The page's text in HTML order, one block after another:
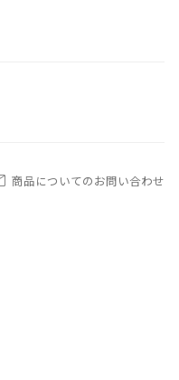
商品についてのお問い合わせ